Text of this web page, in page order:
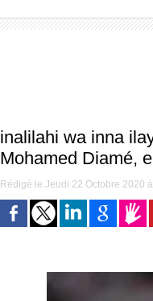
inalilahi wa inna
Mohamed Diamé,
Rédigé le Jeudi 22 Octobre 2020